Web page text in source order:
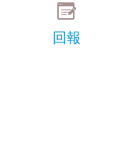
回報